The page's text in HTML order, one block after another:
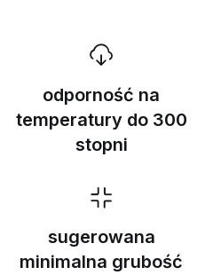
odporność na
temperatury do 300
stopni
sugerowana
minimalna grubość